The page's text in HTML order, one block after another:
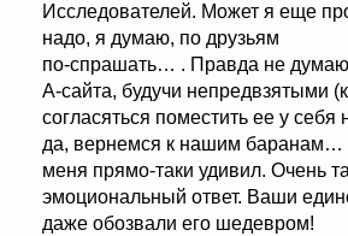
Исследователей. Может я еще
надо, я думаю, по друзьям
по-спрашать… . Правда не
А-сайта, будучи непредвзятыми
согласяться поместить ее у
да, вернемся к нашим баранам…
меня прямо-таки удивил. Очень
эмоциональный ответ. Ваши
даже обозвали его шедевром!